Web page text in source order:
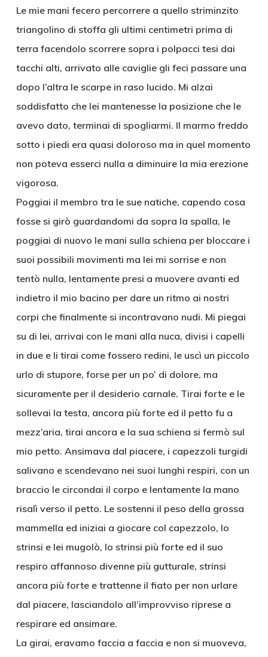
Le mie mani fecero percorrere a quello striminzito
triangolino di stoffa gli ultimi centimetri prima di
terra facendolo scorrere sopra i polpacci tesi dai
tacchi alti, arrivato alle caviglie gli feci passare una
dopo l’altra le scarpe in raso lucido. Mi alzai
soddisfatto che lei mantenesse la posizione che le
avevo dato, terminai di spogliarmi. Il marmo freddo
sotto i piedi era quasi doloroso ma in quel momento
non poteva esserci nulla a diminuire la mia erezione
vigorosa.
Poggiai il membro tra le sue natiche, capendo cosa
fosse si girò guardandomi da sopra la spalla, le
poggiai di nuovo le mani sulla schiena per bloccare i
suoi possibili movimenti ma lei mi sorrise e non
tentò nulla, lentamente presi a muovere avanti ed
indietro il mio bacino per dare un ritmo ai nostri
corpi che finalmente si incontravano nudi. Mi piegai
su di lei, arrivai con le mani alla nuca, divisi i capelli
in due e li tirai come fossero redini, le uscì un piccolo
urlo di stupore, forse per un po’ di dolore, ma
sicuramente per il desiderio carnale. Tirai forte e le
sollevai la testa, ancora più forte ed il petto fu a
mezz’aria, tirai ancora e la sua schiena si fermò sul
mio petto. Ansimava dal piacere, i capezzoli turgidi
salivano e scendevano nei suoi lunghi respiri, con un
braccio le circondai il corpo e lentamente la mano
risalì verso il petto. Le sostenni il peso della grossa
mammella ed iniziai a giocare col capezzolo, lo
strinsi e lei mugolò, lo strinsi più forte ed il suo
respiro affannoso divenne più gutturale, strinsi
ancora più forte e trattenne il fiato per non urlare
dal piacere, lasciandolo all’improvviso riprese a
respirare ed ansimare.
La girai, eravamo faccia a faccia e non si muoveva,